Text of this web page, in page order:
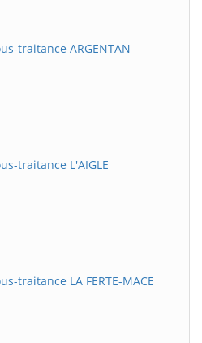
traitance ARGENTAN
traitance L'AIGLE
traitance LA FERTE-MACE